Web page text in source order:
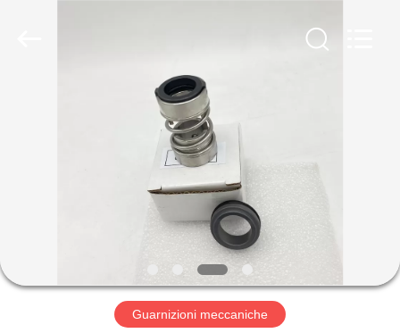
GIRO
Guarnizioni meccaniche